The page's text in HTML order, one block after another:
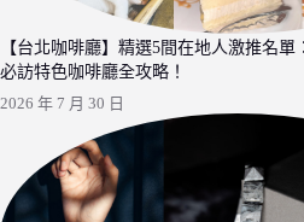
【台北咖啡廳】精選5間在地人激推名
必訪特色咖啡廳全攻略！
2026 年 7 月 30 日